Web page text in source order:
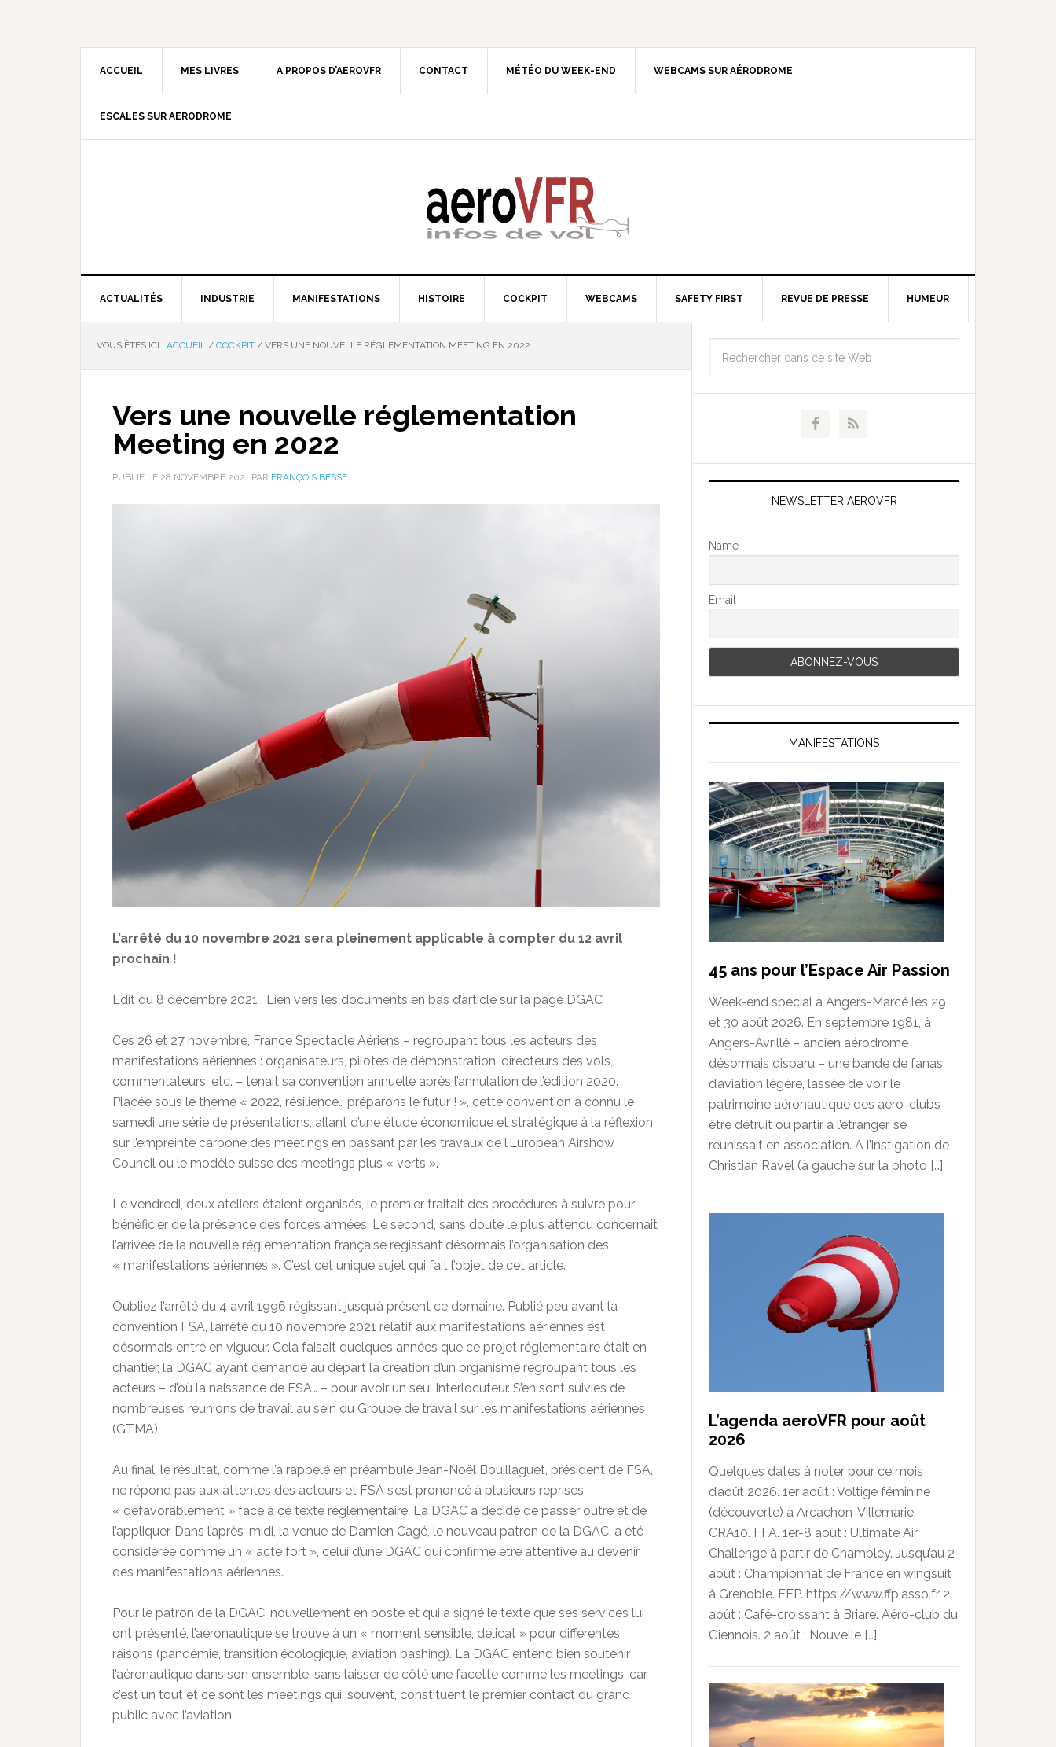
ACCUEIL MES LIVRES A PROPOS D’AEROVFR CONTACT MÉTÉO DU WEEK-END WEBCAMS SUR AÉRODROME
ESCALES SUR AERODROME
ACTUALITÉS INDUSTRIE MANIFESTATIONS HISTOIRE COCKPIT WEBCAMS SAFETY FIRST REVUE DE PRESSE HUMEUR
VOUS ÊTES ICI : ACCUEIL / COCKPIT / VERS UNE NOUVELLE RÉGLEMENTATION MEETING EN 2022
Vers une nouvelle réglementation
Meeting en 2022
PUBLIÉ LE 28 NOVEMBRE 2021 PAR FRANÇOIS BESSE
L’arrêté du 10 novembre 2021 sera pleinement applicable à compter du 12 avril
prochain !
Edit du 8 décembre 2021 : Lien vers les documents en bas d’article sur la page DGAC
Ces 26 et 27 novembre, France Spectacle Aériens – regroupant tous les acteurs des
manifestations aériennes : organisateurs, pilotes de démonstration, directeurs des vols,
commentateurs, etc. – tenait sa convention annuelle après l’annulation de l’édition 2020.
Placée sous le thème « 2022, résilience… préparons le futur ! », cette convention a connu le
samedi une série de présentations, allant d’une étude économique et stratégique à la réflexion
sur l’empreinte carbone des meetings en passant par les travaux de l’European Airshow
Council ou le modèle suisse des meetings plus « verts ».
Le vendredi, deux ateliers étaient organisés, le premier traitait des procédures à suivre pour
bénéficier de la présence des forces armées. Le second, sans doute le plus attendu concernait
l’arrivée de la nouvelle réglementation française régissant désormais l’organisation des
« manifestations aériennes ». C’est cet unique sujet qui fait l’objet de cet article.
Oubliez l’arrêté du 4 avril 1996 régissant jusqu’à présent ce domaine. Publié peu avant la
convention FSA, l’arrêté du 10 novembre 2021 relatif aux manifestations aériennes est
désormais entré en vigueur. Cela faisait quelques années que ce projet réglementaire était en
chantier, la DGAC ayant demandé au départ la création d’un organisme regroupant tous les
acteurs – d’où la naissance de FSA… – pour avoir un seul interlocuteur. S’en sont suivies de
nombreuses réunions de travail au sein du Groupe de travail sur les manifestations aériennes
(GTMA).
Au final, le résultat, comme l’a rappelé en préambule Jean-Noël Bouillaguet, président de FSA,
ne répond pas aux attentes des acteurs et FSA s’est prononcé à plusieurs reprises
« défavorablement » face à ce texte réglementaire. La DGAC a décidé de passer outre et de
l’appliquer. Dans l’après-midi, la venue de Damien Cagé, le nouveau patron de la DGAC, a été
considérée comme un « acte fort », celui d’une DGAC qui confirme être attentive au devenir
des manifestations aériennes.
Pour le patron de la DGAC, nouvellement en poste et qui a signé le texte que ses services lui
ont présenté, l’aéronautique se trouve à un « moment sensible, délicat » pour différentes
raisons (pandémie, transition écologique, aviation bashing). La DGAC entend bien soutenir
l’aéronautique dans son ensemble, sans laisser de côté une facette comme les meetings, car
c’est un tout et ce sont les meetings qui, souvent, constituent le premier contact du grand
public avec l’aviation.
NEWSLETTER AEROVFR
Name
Email
MANIFESTATIONS
45 ans pour l’Espace Air Passion
Week-end spécial à Angers-Marcé les 29
et 30 août 2026. En septembre 1981, à
Angers-Avrillé – ancien aérodrome
désormais disparu – une bande de fanas
d’aviation légère, lassée de voir le
patrimoine aéronautique des aéro-clubs
être détruit ou partir à l’étranger, se
réunissait en association. A l’instigation de
Christian Ravel (à gauche sur la photo […]
L’agenda aeroVFR pour août
2026
Quelques dates à noter pour ce mois
d’août 2026. 1er août : Voltige féminine
(découverte) à Arcachon-Villemarie.
CRA10. FFA. 1er-8 août : Ultimate Air
Challenge à partir de Chambley. Jusqu’au 2
août : Championnat de France en wingsuit
à Grenoble. FFP. https://www.ffp.asso.fr 2
août : Café-croissant à Briare. Aéro-club du
Giennois. 2 août : Nouvelle […]